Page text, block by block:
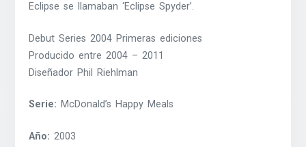
Eclipse se llamaban ‘Eclipse Spyder’.
Debut Series 2004 Primeras ediciones
Producido entre 2004 – 2011
Diseñador Phil Riehlman
Serie: McDonald’s Happy Meals
Año: 2003